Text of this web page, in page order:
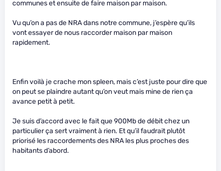
communes et ensuite de faire maison par maison.
Vu qu’on a pas de NRA dans notre commune, j’espère qu’ils
vont essayer de nous raccorder maison par maison
rapidement.
Enfin voilà je crache mon spleen, mais c’est juste pour dire que
on peut se plaindre autant qu’on veut mais mine de rien ça
avance petit à petit.
Je suis d’accord avec le fait que 900Mb de débit chez un
particulier ça sert vraiment à rien. Et qu’il faudrait plutôt
priorisé les raccordements des NRA les plus proches des
habitants d’abord.